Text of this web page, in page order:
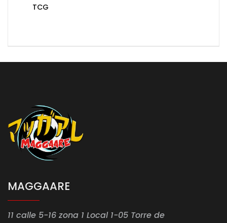
TCG
MAGGAARE
11 calle 5-16 zona 1 Local 1-05 Torre de